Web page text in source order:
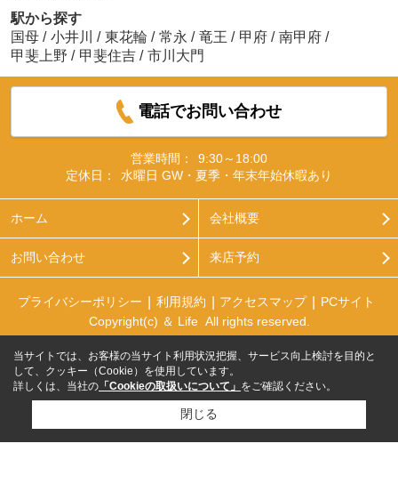
駅から探す
国母 / 小井川 / 東花輪 / 常永 / 竜王 / 甲府 / 南甲府 /
甲斐上野 / 甲斐住吉 / 市川大門
電話でお問い合わせ
営業時間：
9:30～18:00
定休日：
水曜日 GW・夏季・年末年始休暇あり
ホーム 会社概要
お問い合わせ 来店予約
プライバシーポリシー 利用規約 アクセスマップ
PCサイト
Copyright(c) ＆ Life All rights reserved.
当サイトでは、お客様の当サイト利用状況把握、サービス向上検討を目的と
して、クッキー（Cookie）を使用しています。
詳しくは、当社の 「Cookieの取扱いについて」 をご確認ください。
閉じる